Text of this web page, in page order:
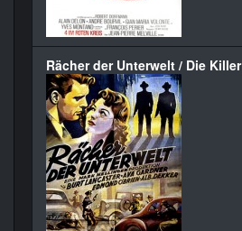
Rächer der Unterwelt / Die Killer